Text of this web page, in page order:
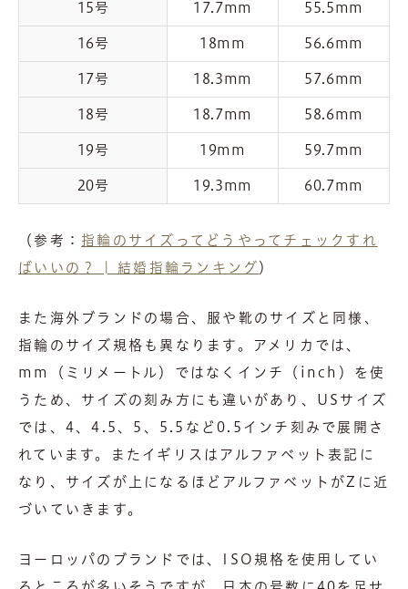
15号 17.7mm 55.5mm
16号 18mm 56.6mm
17号 18.3mm 57.6mm
18号 18.7mm 58.6mm
19号 19mm 59.7mm
20号 19.3mm 60.7mm
（参考： 指輪のサイズってどうやってチェックすれ
ばいいの？ | 結婚指輪ランキング ）
また海外ブランドの場合、服や靴のサイズと同様、
指輪のサイズ規格も異なります。アメリカでは、
mm（ミリメートル）ではなくインチ（inch）を使
うため、サイズの刻み方にも違いがあり、USサイズ
では、4、4.5、5、5.5など0.5インチ刻みで展開さ
れています。またイギリスはアルファベット表記に
なり、サイズが上になるほどアルファベットがZに近
づいていきます。
ヨーロッパのブランドでは、ISO規格を使用してい